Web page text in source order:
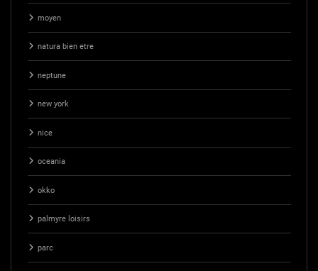
moyen
natura bien etre
neptune
new york
nice
oceania
okko
palmyre loisirs
parc